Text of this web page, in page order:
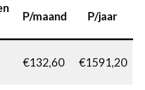
P/maand P/jaar
€132,60 €1591,20